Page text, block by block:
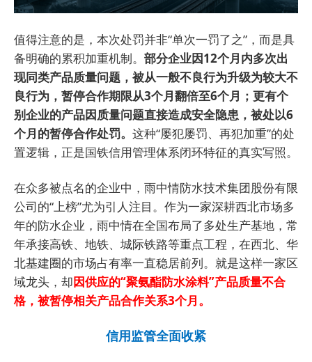
值得注意的是，本次处罚并非“单次一罚了之”，而是具
备明确的累积加重机制。 部分企业因12个月内多次出
现同类产品质量问题，被从一般不良行为升级为较大不
良行为，暂停合作期限从3个月翻倍至6个月；更有个
别企业的产品因质量问题直接造成安全隐患，被处以6
个月的暂停合作处罚。 这种“屡犯屡罚、再犯加重”的处
置逻辑，正是国铁信用管理体系闭环特征的真实写照。
在众多被点名的企业中，雨中情防水技术集团股份有限
公司的“上榜”尤为引人注目。作为一家深耕西北市场多
年的防水企业，雨中情在全国布局了多处生产基地，常
年承接高铁、地铁、城际铁路等重点工程，在西北、华
北基建圈的市场占有率一直稳居前列。就是这样一家区
域龙头，却因供应的“聚氨酯防水涂料”产品质量不合
格，被暂停相关产品合作关系3个月。
信用监管全面收紧